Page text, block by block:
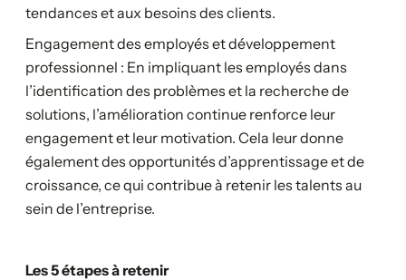
tendances et aux besoins des clients.
Engagement des employés et développement
professionnel : En impliquant les employés dans
l’identification des problèmes et la recherche de
solutions, l’amélioration continue renforce leur
engagement et leur motivation. Cela leur donne
également des opportunités d’apprentissage et de
croissance, ce qui contribue à retenir les talents au
sein de l’entreprise.
Les 5 étapes à retenir